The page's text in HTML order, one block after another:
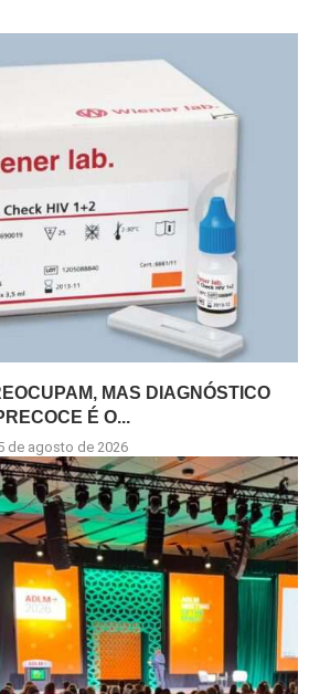
MAS DIAGNÓSTICO
É O...
de agosto de 2026